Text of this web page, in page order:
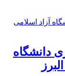
دانشگاه